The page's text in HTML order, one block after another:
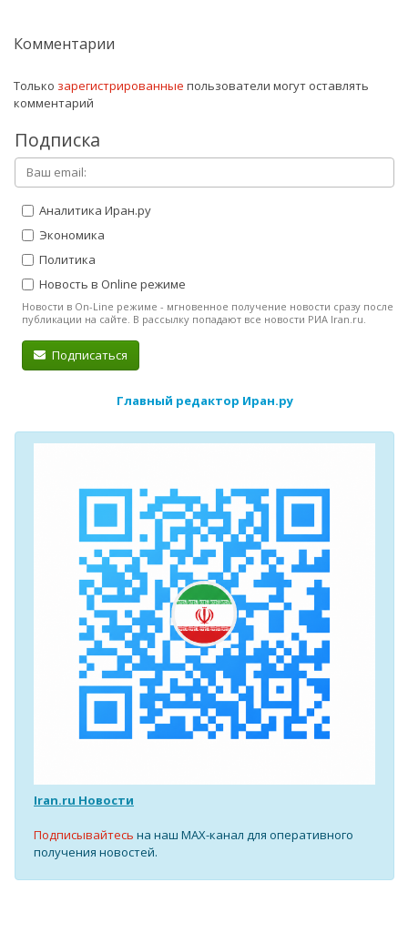
Комментарии
Только зарегистрированные пользователи могут оставлять
комментарий
Подписка
Аналитика Иран.ру
Экономика
Политика
Новость в Online режиме
Новости в On-Line режиме - мгновенное получение новости сразу после
публикации на сайте. В рассылку попадают все новости РИА Iran.ru.
Подписаться
Главный редактор Иран.ру
Iran.ru Новости
Подписывайтесь на наш MAX-канал для оперативного
получения новостей.